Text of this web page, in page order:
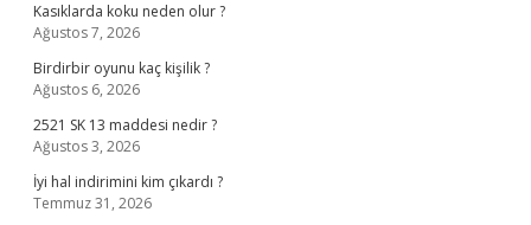
Kasıklarda koku neden olur ?
Ağustos 7, 2026
Birdirbir oyunu kaç kişilik ?
Ağustos 6, 2026
2521 SK 13 maddesi nedir ?
Ağustos 3, 2026
İyi hal indirimini kim çıkardı ?
Temmuz 31, 2026